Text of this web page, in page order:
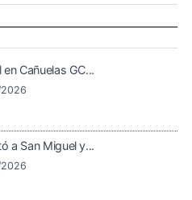
Cañuelas GC...
a San Miguel y...